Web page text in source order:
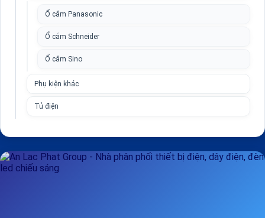
Ổ cắm Panasonic
Ổ cắm Schneider
Ổ cắm Sino
Phụ kiện khác
Tủ điện